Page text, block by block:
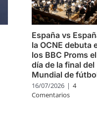
España vs
la OCNE debuta
los BBC Proms el
día de la final del
Mundial de
16/07/2026 | 4
Comentarios